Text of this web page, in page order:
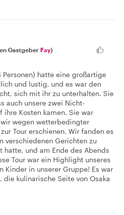
Gastgeber Fay)
hatte eine großartige
und lustig, und es war den
sich mit ihr zu unterhalten. Sie
auch unsere zwei Nicht-
ihre Kosten kamen. Sie war
wegen wetterbedingter
Tour erschienen. Wir fanden es
verschiedenen Gerichten zu
hatte, und am Ende des Abends
Tour war ein Highlight unseres
Kinder in unserer Gruppe! Es war
kulinarische Seite von Osaka